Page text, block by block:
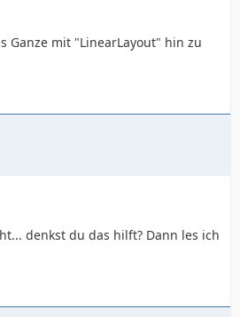
Ganze mit "LinearLayout" hin zu
denkst du das hilft? Dann les ich